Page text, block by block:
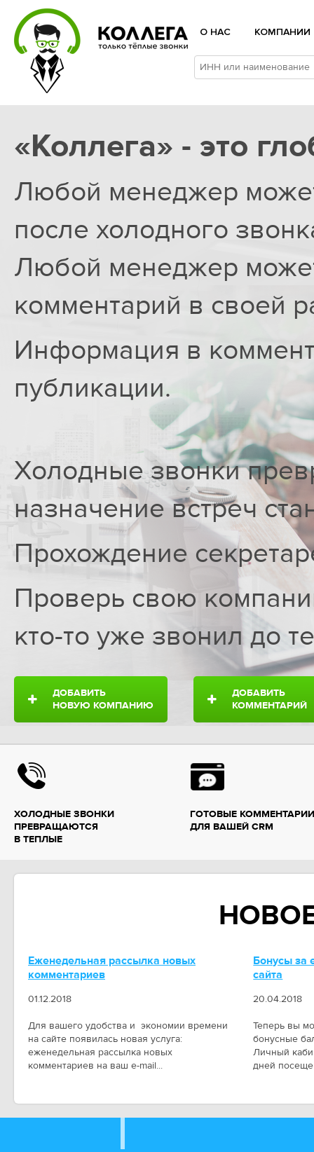
О НАС КОМПАНИИ
«Коллега» - это
Любой менеджер
после холодного
Любой менеджер
комментарий в своей
Информация в
публикации.
Холодные звонки
назначение встреч
Прохождение
Проверь свою
кто-то уже звонил до
ДОБАВИТЬ
НОВУЮ КОМПАНИЮ
ДОБАВИТЬ
КОММЕНТАРИЙ
ХОЛОДНЫЕ ЗВОНКИ
ПРЕВРАЩАЮТСЯ
В ТЕПЛЫЕ
ГОТОВЫЕ КОММЕНТАРИИ
ДЛЯ ВАШЕЙ CRM
Еженедельная рассылка новых
комментариев
01.12.2018
Для вашего удобства и экономии времени
на сайте появилась новая услуга:
еженедельная рассылка новых
комментариев на ваш e-mail...
Бонусы за
сайта
20.04.2018
Теперь вы
бонусные
Личный
дней